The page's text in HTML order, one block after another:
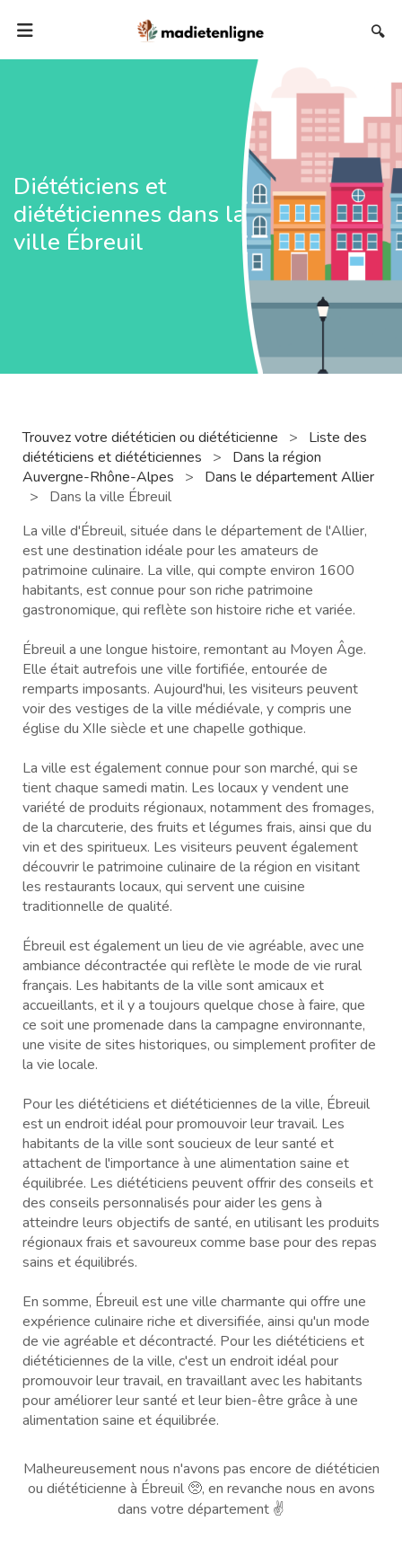
🔍
Diététiciens et
diététiciennes dans la
ville Ébreuil
Trouvez votre diététicien ou diététicienne >
Liste des
diététiciens et diététiciennes
>
Dans la région
Auvergne-Rhône-Alpes
>
Dans le département Allier
>
Dans la ville Ébreuil
La ville d'Ébreuil, située dans le département de l'Allier,
est une destination idéale pour les amateurs de
patrimoine culinaire. La ville, qui compte environ 1600
habitants, est connue pour son riche patrimoine
gastronomique, qui reflète son histoire riche et variée.
Ébreuil a une longue histoire, remontant au Moyen Âge.
Elle était autrefois une ville fortifiée, entourée de
remparts imposants. Aujourd'hui, les visiteurs peuvent
voir des vestiges de la ville médiévale, y compris une
église du XIIe siècle et une chapelle gothique.
La ville est également connue pour son marché, qui se
tient chaque samedi matin. Les locaux y vendent une
variété de produits régionaux, notamment des fromages,
de la charcuterie, des fruits et légumes frais, ainsi que du
vin et des spiritueux. Les visiteurs peuvent également
découvrir le patrimoine culinaire de la région en visitant
les restaurants locaux, qui servent une cuisine
traditionnelle de qualité.
Ébreuil est également un lieu de vie agréable, avec une
ambiance décontractée qui reflète le mode de vie rural
français. Les habitants de la ville sont amicaux et
accueillants, et il y a toujours quelque chose à faire, que
ce soit une promenade dans la campagne environnante,
une visite de sites historiques, ou simplement profiter de
la vie locale.
Pour les diététiciens et diététiciennes de la ville, Ébreuil
est un endroit idéal pour promouvoir leur travail. Les
habitants de la ville sont soucieux de leur santé et
attachent de l'importance à une alimentation saine et
équilibrée. Les diététiciens peuvent offrir des conseils et
des conseils personnalisés pour aider les gens à
atteindre leurs objectifs de santé, en utilisant les produits
régionaux frais et savoureux comme base pour des repas
sains et équilibrés.
En somme, Ébreuil est une ville charmante qui offre une
expérience culinaire riche et diversifiée, ainsi qu'un mode
de vie agréable et décontracté. Pour les diététiciens et
diététiciennes de la ville, c'est un endroit idéal pour
promouvoir leur travail, en travaillant avec les habitants
pour améliorer leur santé et leur bien-être grâce à une
alimentation saine et équilibrée.
Malheureusement nous n'avons pas encore de diététicien
ou diététicienne à Ébreuil 🥺, en revanche nous en avons
dans votre département ✌️